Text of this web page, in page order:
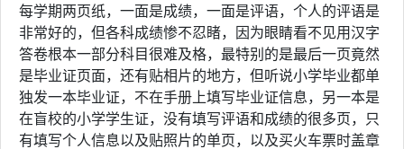
每学期两页纸，一面是成绩，一面是评语，个人的评语是
非常好的，但各科成绩惨不忍睹，因为眼睛看不见用汉字
答卷根本一部分科目很难及格，最特别的是最后一页竟然
是毕业证页面，还有贴相片的地方，但听说小学毕业都单
独发一本毕业证，不在手册上填写毕业证信息，另一本是
在盲校的小学学生证，没有填写评语和成绩的很多页，只
有填写个人信息以及贴照片的单页，以及买火车票时盖章